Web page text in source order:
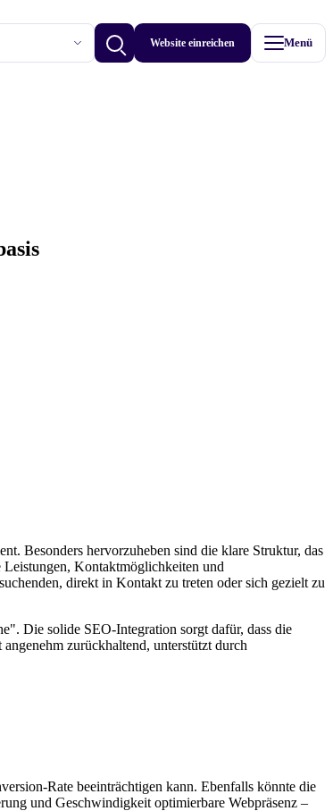
Betriebe anzeigen
Website einreichen Menü
Besonders hervorzuheben sind die klare Struktur, das
Kontaktmöglichkeiten und
direkt in Kontakt zu treten oder sich gezielt zu
Die solide SEO-Integration sorgt dafür, dass die
zurückhaltend, unterstützt durch
Rate beeinträchtigen kann. Ebenfalls könnte die
und Geschwindigkeit optimierbare Webpräsenz –